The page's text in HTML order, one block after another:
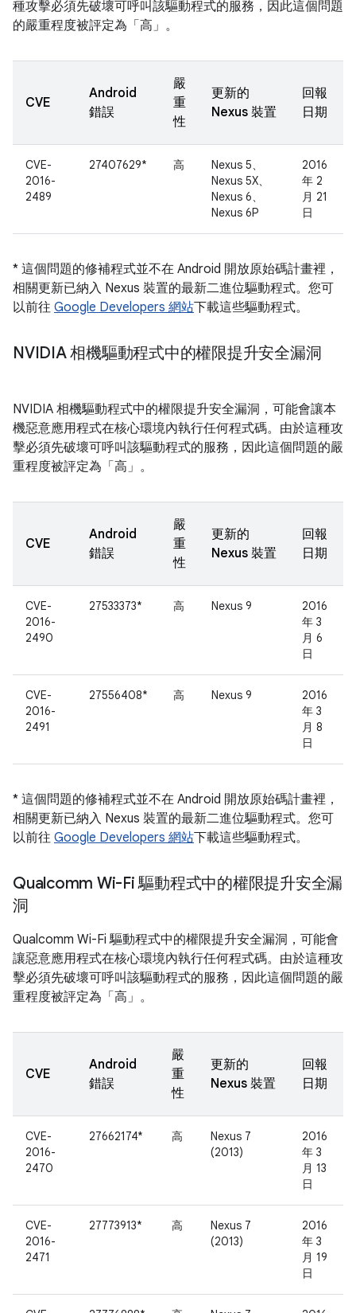
種攻擊必須先破壞可呼叫該驅動程式的服務，因此這個問題
的嚴重程度被評定為「高」。
CVE
Android
錯誤
嚴
重
性
更新的
Nexus 裝置
回報
日期
CVE-
2016-
2489
27407629* 高
Nexus 5、
Nexus 5X、
Nexus 6、
Nexus 6P
2016
年 2
月 21
日
* 這個問題的修補程式並不在 Android 開放原始碼計畫裡，
相關更新已納入 Nexus 裝置的最新二進位驅動程式。您可
以前往 Google Developers 網站下載這些驅動程式。
NVIDIA 相機驅動程式中的權限提升安全漏洞
NVIDIA 相機驅動程式中的權限提升安全漏洞，可能會讓本
機惡意應用程式在核心環境內執行任何程式碼。由於這種攻
擊必須先破壞可呼叫該驅動程式的服務，因此這個問題的嚴
重程度被評定為「高」。
CVE
Android
錯誤
嚴
重
性
更新的
Nexus 裝置
回報
日期
CVE-
2016-
2490
27533373* 高 Nexus 9
2016
年 3
月 6
日
CVE-
2016-
2491
27556408* 高 Nexus 9
2016
年 3
月 8
日
* 這個問題的修補程式並不在 Android 開放原始碼計畫裡，
相關更新已納入 Nexus 裝置的最新二進位驅動程式。您可
以前往 Google Developers 網站下載這些驅動程式。
Qualcomm Wi-Fi 驅動程式中的權限提升安全漏
洞
Qualcomm Wi-Fi 驅動程式中的權限提升安全漏洞，可能會
讓惡意應用程式在核心環境內執行任何程式碼。由於這種攻
擊必須先破壞可呼叫該驅動程式的服務，因此這個問題的嚴
重程度被評定為「高」。
CVE
Android
錯誤
嚴
重
性
更新的
Nexus 裝置
回報
日期
CVE-
2016-
2470
27662174* 高
Nexus 7
(2013)
2016
年 3
月 13
日
CVE-
2016-
2471
27773913* 高
Nexus 7
(2013)
2016
年 3
月 19
日